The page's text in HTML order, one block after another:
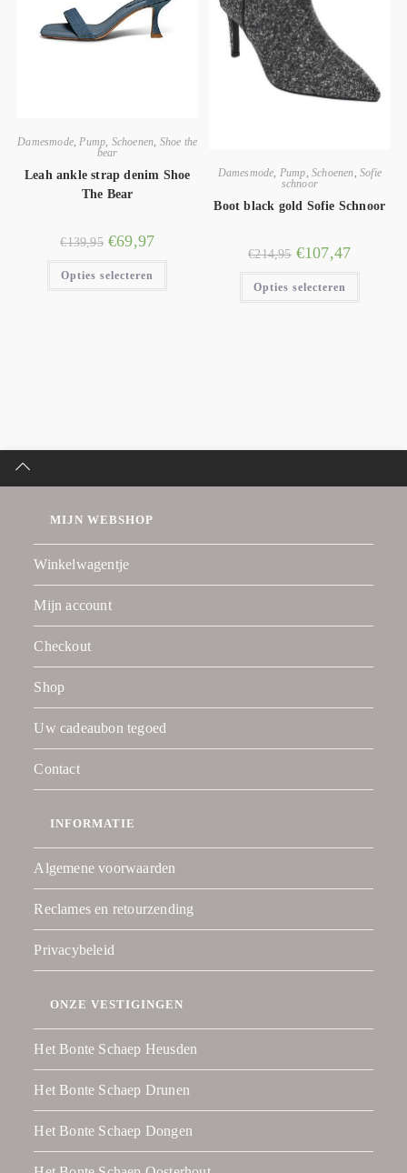
Damesmode,Pump, Schoenen, Shoe the
bear
Leah ankle strap denim Shoe
The Bear
€139,95 €69,97
Opties selecteren
Damesmode Pump Schoenen ,Sofie
schnoor
Boot black gold Sofie Schnoor
€214,95 €107,47
Opties selecteren
MIJN WEBSHOP
Winkelwagentje
Mijn account
Checkout
Shop
Uw cadeaubon tegoed
Contact
INFORMATIE
Algemene voorwaarden
Reclames en retourzending
Privacybeleid
ONZE VESTIGINGEN
Het Bonte Schaep Heusden
Het Bonte Schaep Drunen
Het Bonte Schaep Dongen